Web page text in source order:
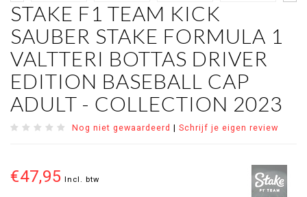
STAKE F1 TEAM KICK
SAUBER STAKE FORMULA 1
VALTTERI BOTTAS DRIVER
EDITION BASEBALL CAP
ADULT - COLLECTION 2023
Nog niet gewaardeerd | Schrijf je eigen review
€47,95 Incl. btw